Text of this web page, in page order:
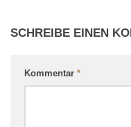
SCHREIBE EINEN
Kommentar *